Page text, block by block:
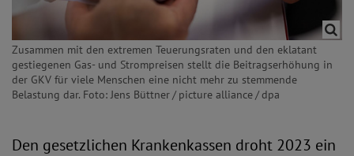
Zusammen mit den extremen Teuerungsraten und den eklatant
gestiegenen Gas- und Strompreisen stellt die Beitragserhöhung in
der GKV für viele Menschen eine nicht mehr zu stemmende
Belastung dar. Foto: Jens Büttner / picture alliance / dpa
Den gesetzlichen Krankenkassen droht 2023 ein